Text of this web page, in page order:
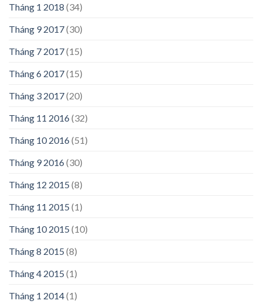
Tháng 1 2018 (34)
Tháng 9 2017(30)
Tháng 7 2017(15)
Tháng 6 2017(15)
Tháng 3 2017(20)
Tháng 11 2016(32)
Tháng 10 2016(51)
Tháng 9 2016(30)
Tháng 12 2015 (8)
Tháng 11 2015 (1)
Tháng 10 2015 (10)
Tháng 8 2015 (8)
Tháng 4 2015 (1)
Tháng 1 2014(1)